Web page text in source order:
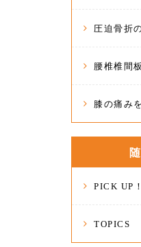
圧迫骨折
腰椎椎間
膝の痛み
PICK UP！
TOPICS